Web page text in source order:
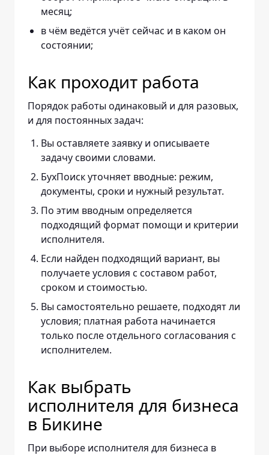
месяц;
в чём ведётся учёт сейчас и в каком он
состоянии;
Как проходит работа
Порядок работы одинаковый и для разовых,
и для постоянных задач:
Вы оставляете заявку и описываете
задачу своими словами.
БухПоиск уточняет вводные: режим,
документы, сроки и нужный результат.
По этим вводным определяется
подходящий формат помощи и критерии
исполнителя.
Если найден подходящий вариант, вы
получаете условия с составом работ,
сроком и стоимостью.
Вы самостоятельно решаете, подходят ли
условия; платная работа начинается
только после отдельного согласования с
исполнителем.
Как выбрать
исполнителя для бизнеса
в Бикине
При выборе исполнителя для бизнеса в